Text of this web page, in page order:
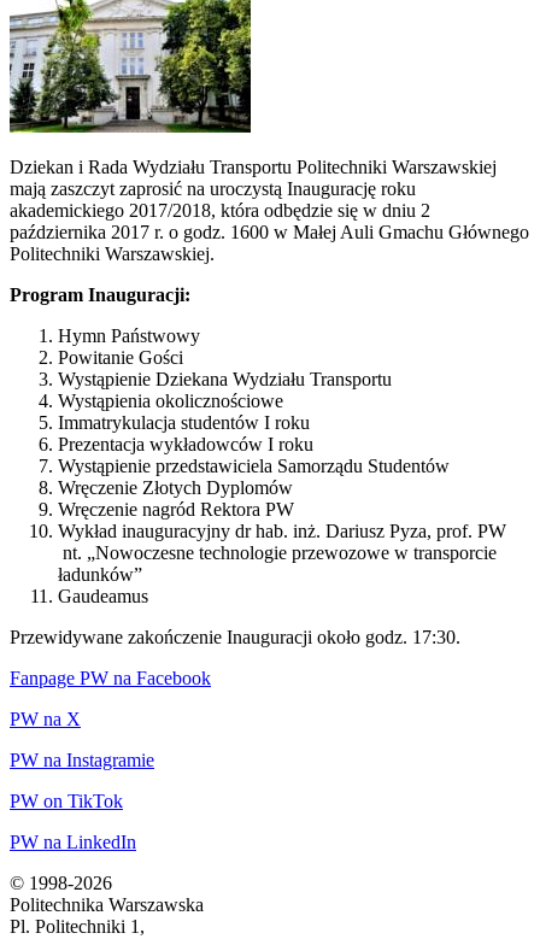
Dziekan i Rada Wydziału Transportu Politechniki Warszawskiej
mają zaszczyt zaprosić na uroczystą Inaugurację roku
akademickiego 2017/2018, która odbędzie się w dniu 2
października 2017 r. o godz. 1600 w Małej Auli Gmachu Głównego
Politechniki Warszawskiej.
Program Inauguracji:
Hymn Państwowy
Powitanie Gości
Wystąpienie Dziekana Wydziału Transportu
Wystąpienia okolicznościowe
Immatrykulacja studentów I roku
Prezentacja wykładowców I roku
Wystąpienie przedstawiciela Samorządu Studentów
Wręczenie Złotych Dyplomów
Wręczenie nagród Rektora PW
Wykład inauguracyjny dr hab. inż. Dariusz Pyza, prof. PW
nt. „Nowoczesne technologie przewozowe w transporcie
ładunków”
Gaudeamus
Przewidywane zakończenie Inauguracji około godz. 17:30.
Fanpage PW na Facebook
PW na X
PW na Instagramie
PW on TikTok
PW na LinkedIn
© 1998-2026
Politechnika Warszawska
Pl. Politechniki 1,